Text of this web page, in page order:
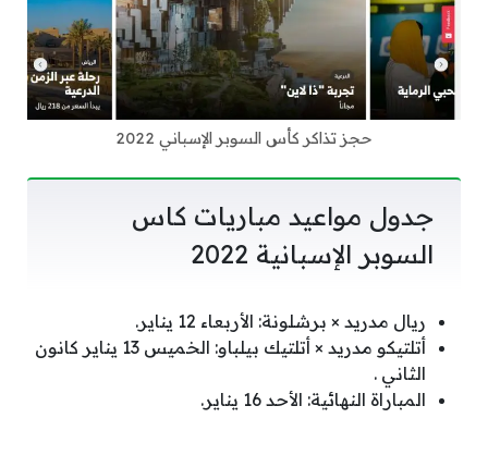
حجز تذاكر كأس السوبر الإسباني 2022
جدول مواعيد مباريات كاس
السوبر الإسبانية 2022
ريال مدريد × برشلونة: الأربعاء 12 يناير.
أتلتيكو مدريد × أتلتيك بيلباو: الخميس 13 يناير كانون
الثاني .
المباراة النهائية: الأحد 16 يناير.